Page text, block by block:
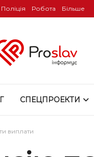
Поліція Робота Більше
СПЕЦПРОЕКТИ
виплати